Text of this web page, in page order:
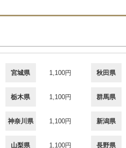
宮城県 1,100円 秋田県
栃木県 1,100円 群馬県
神奈川県 1,100円 新潟県
山梨県 1,100円 長野県